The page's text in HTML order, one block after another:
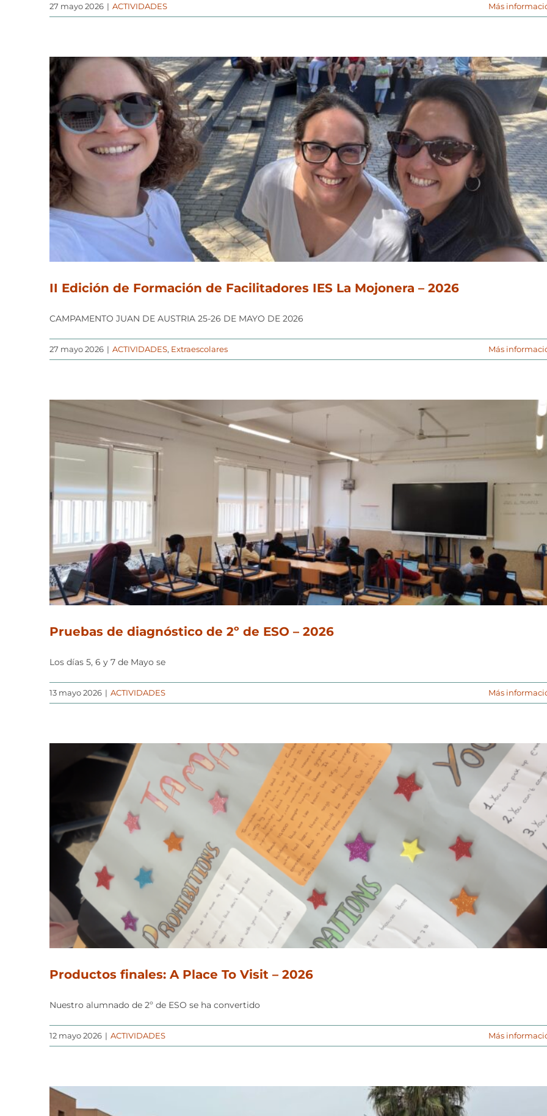
27 mayo 2026 | ACTIVIDADES Más
II Edición de Formación de Facilitadores IES La Mojonera – 2026
CAMPAMENTO JUAN DE AUSTRIA 25-26 DE MAYO DE 2026
27 mayo 2026 | ACTIVIDADES, Extraescolares Más
Pruebas de diagnóstico de 2º de ESO – 2026
Los días 5, 6 y 7 de Mayo se
13 mayo 2026 | ACTIVIDADES Más
Productos finales: A Place To Visit – 2026
Nuestro alumnado de 2º de ESO se ha convertido
12 mayo 2026 | ACTIVIDADES Más